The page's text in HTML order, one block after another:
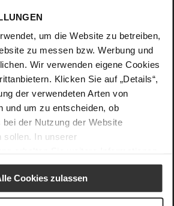
um die Website zu betreiben,
zu messen bzw. Werbung und
Wir verwenden eigene Cookies
Klicken Sie auf „Details“,
der verwendeten Arten von
und um zu entscheiden, ob
der Nutzung der Website
sollen. In unserer
Cookies zulassen
die Saison hinaus. Hergestellt in
in Europe